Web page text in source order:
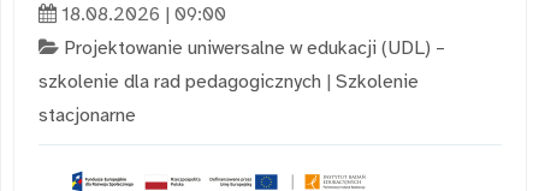
18.08.2026 | 09:00
Projektowanie uniwersalne w edukacji (UDL) –
szkolenie dla rad pedagogicznych | Szkolenie
stacjonarne